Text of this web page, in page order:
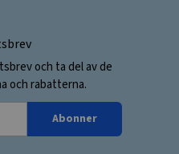
och ta del av de
och rabatterna.
Abonner